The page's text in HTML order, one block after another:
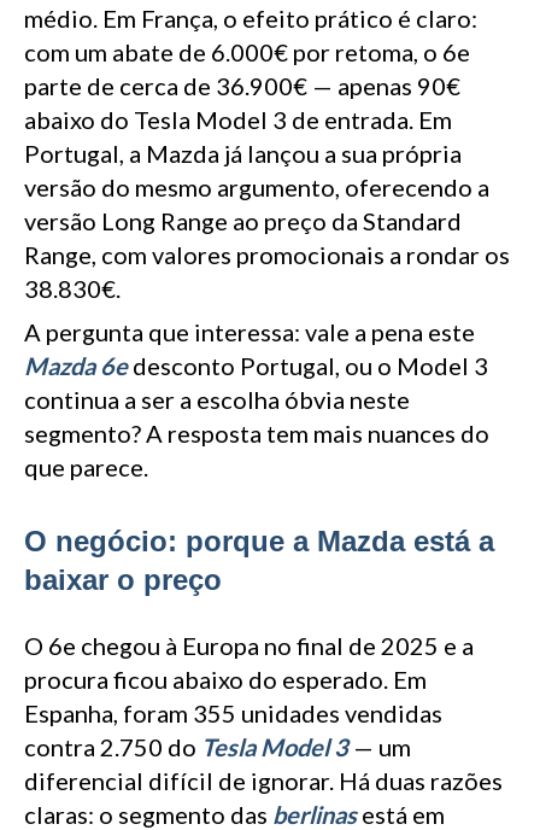
médio. Em França, o efeito prático é claro:
com um abate de 6.000€ por retoma, o 6e
parte de cerca de 36.900€ — apenas 90€
abaixo do Tesla Model 3 de entrada. Em
Portugal, a Mazda já lançou a sua própria
versão do mesmo argumento, oferecendo a
versão Long Range ao preço da Standard
Range, com valores promocionais a rondar os
38.830€.
A pergunta que interessa: vale a pena este
Mazda 6edesconto Portugal, ou o Model 3
continua a ser a escolha óbvia neste
segmento? A resposta tem mais nuances do
que parece.
O negócio: porque a Mazda está a
baixar o preço
O 6e chegou à Europa no final de 2025 e a
procura ficou abaixo do esperado. Em
Espanha, foram 355 unidades vendidas
contra 2.750 do Tesla Model 3— um
diferencial difícil de ignorar. Há duas razões
claras: o segmento das berlinasestá em